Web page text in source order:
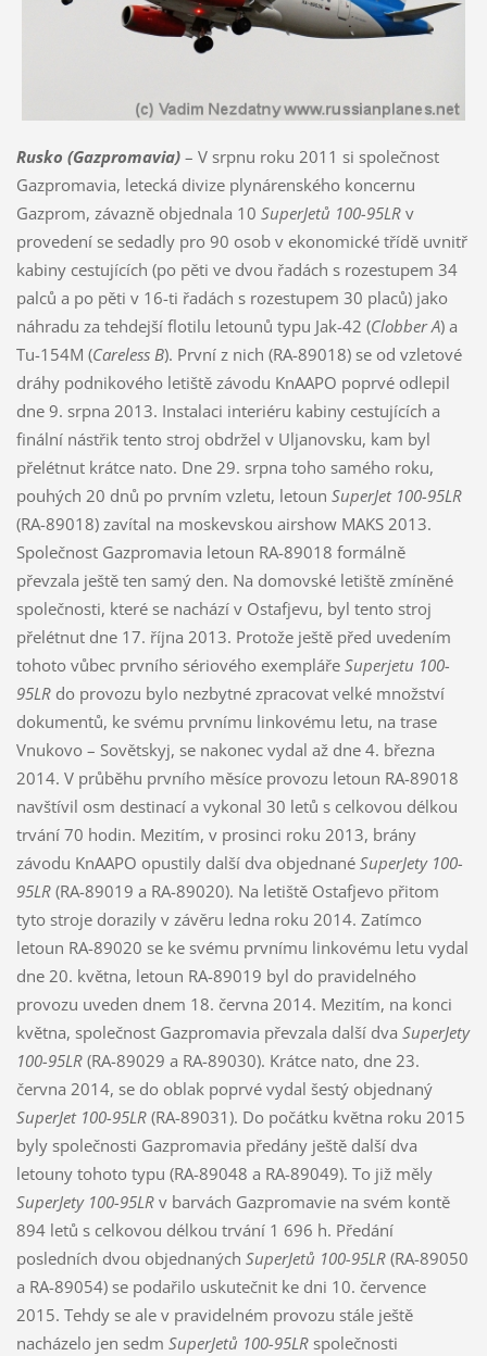
Rusko (Gazpromavia)– V srpnu roku 2011 si společnost
Gazpromavia, letecká divize plynárenského koncernu
Gazprom, závazně objednala 10 SuperJetů 100-95LRv
provedení se sedadly pro 90 osob v ekonomické třídě uvnitř
kabiny cestujících (po pěti ve dvou řadách s rozestupem 34
palců a po pěti v 16-ti řadách s rozestupem 30 placů) jako
náhradu za tehdejší flotilu letounů typu Jak-42 (Clobber A) a
Tu-154M (Careless B). První z nich (RA-89018) se od vzletové
dráhy podnikového letiště závodu KnAAPO poprvé odlepil
dne 9. srpna 2013. Instalaci interiéru kabiny cestujících a
finální nástřik tento stroj obdržel v Uljanovsku, kam byl
přelétnut krátce nato. Dne 29. srpna toho samého roku,
pouhých 20 dnů po prvním vzletu, letoun SuperJet 100-95LR
(RA-89018) zavítal na moskevskou airshow MAKS 2013.
Společnost Gazpromavia letoun RA-89018 formálně
převzala ještě ten samý den. Na domovské letiště zmíněné
společnosti, které se nachází v Ostafjevu, byl tento stroj
přelétnut dne 17. října 2013. Protože ještě před uvedením
tohoto vůbec prvního sériového exempláře Superjetu 100-
95LRdo provozu bylo nezbytné zpracovat velké množství
dokumentů, ke svému prvnímu linkovému letu, na trase
Vnukovo – Sovětskyj, se nakonec vydal až dne 4. března
2014. V průběhu prvního měsíce provozu letoun RA-89018
navštívil osm destinací a vykonal 30 letů s celkovou délkou
trvání 70 hodin. Mezitím, v prosinci roku 2013, brány
závodu KnAAPO opustily další dva objednané SuperJety 100-
95LR(RA-89019 a RA-89020). Na letiště Ostafjevo přitom
tyto stroje dorazily v závěru ledna roku 2014. Zatímco
letoun RA-89020 se ke svému prvnímu linkovému letu vydal
dne 20. května, letoun RA-89019 byl do pravidelného
provozu uveden dnem 18. června 2014. Mezitím, na konci
května, společnost Gazpromavia převzala další dva SuperJety
100-95LR(RA-89029 a RA-89030). Krátce nato, dne 23.
června 2014, se do oblak poprvé vydal šestý objednaný
SuperJet 100-95LR(RA-89031). Do počátku května roku 2015
byly společnosti Gazpromavia předány ještě další dva
letouny tohoto typu (RA-89048 a RA-89049). To již měly
SuperJety 100-95LRv barvách Gazpromavie na svém kontě
894 letů s celkovou délkou trvání 1 696 h. Předání
posledních dvou objednaných SuperJetů 100-95LR(RA-89050
a RA-89054) se podařilo uskutečnit ke dni 10. července
2015. Tehdy se ale v pravidelném provozu stále ještě
nacházelo jen sedm SuperJetů 100-95LRspolečnosti